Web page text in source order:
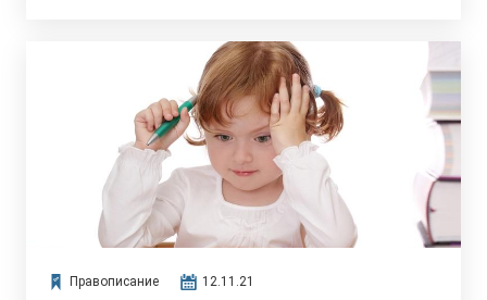
Правописание 12.11.21